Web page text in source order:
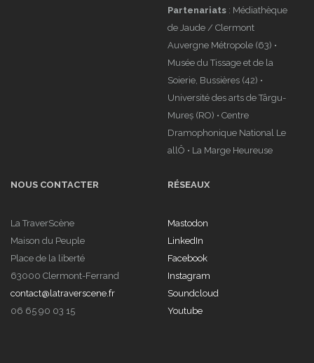
Partenariats : Médiathèque
de Jaude / Clermont
Auvergne Métropole (63) •
Musée du Tissage et de la
Soierie, Bussières (42) •
Université des arts de Târgu-
Mureș (RO) • Centre
Dramophonique National Le
allÔ • La Marge Heureuse
NOUS CONTACTER
La TraverScène
Maison du Peuple
Place de la liberté
63000 Clermont-Ferrand
contact@latraverscene.fr
06 65 90 03 15
RÉSEAUX
Mastodon
LinkedIn
Facebook
Instagram
Soundcloud
Youtube